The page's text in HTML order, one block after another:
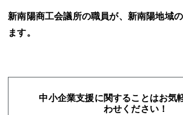
新南陽商工会議所の職員が、新南陽地域
ます。
中小企業支援に関することはお気
わせください！